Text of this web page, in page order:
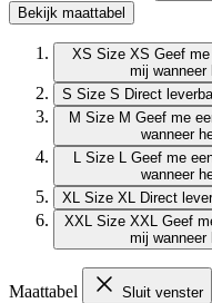
Bekijk maattabel
XS Size XS Geef
mij wanneer
S Size S Direct
M Size M Geef me
wanneer
L Size L Geef me
wanneer
XL Size XL Direct
XXL Size XXL Geef
mij wanneer
Maattabel Sluit venster